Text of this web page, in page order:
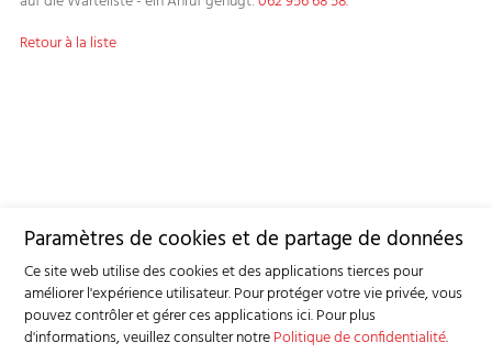
Retour à la liste
Paramètres de cookies et de partage de données
Ce site web utilise des cookies et des applications tierces pour
améliorer l'expérience utilisateur. Pour protéger votre vie privée, vous
pouvez contrôler et gérer ces applications ici.Pour plus
d'informations, veuillez consulter notrePolitique de confidentialité.